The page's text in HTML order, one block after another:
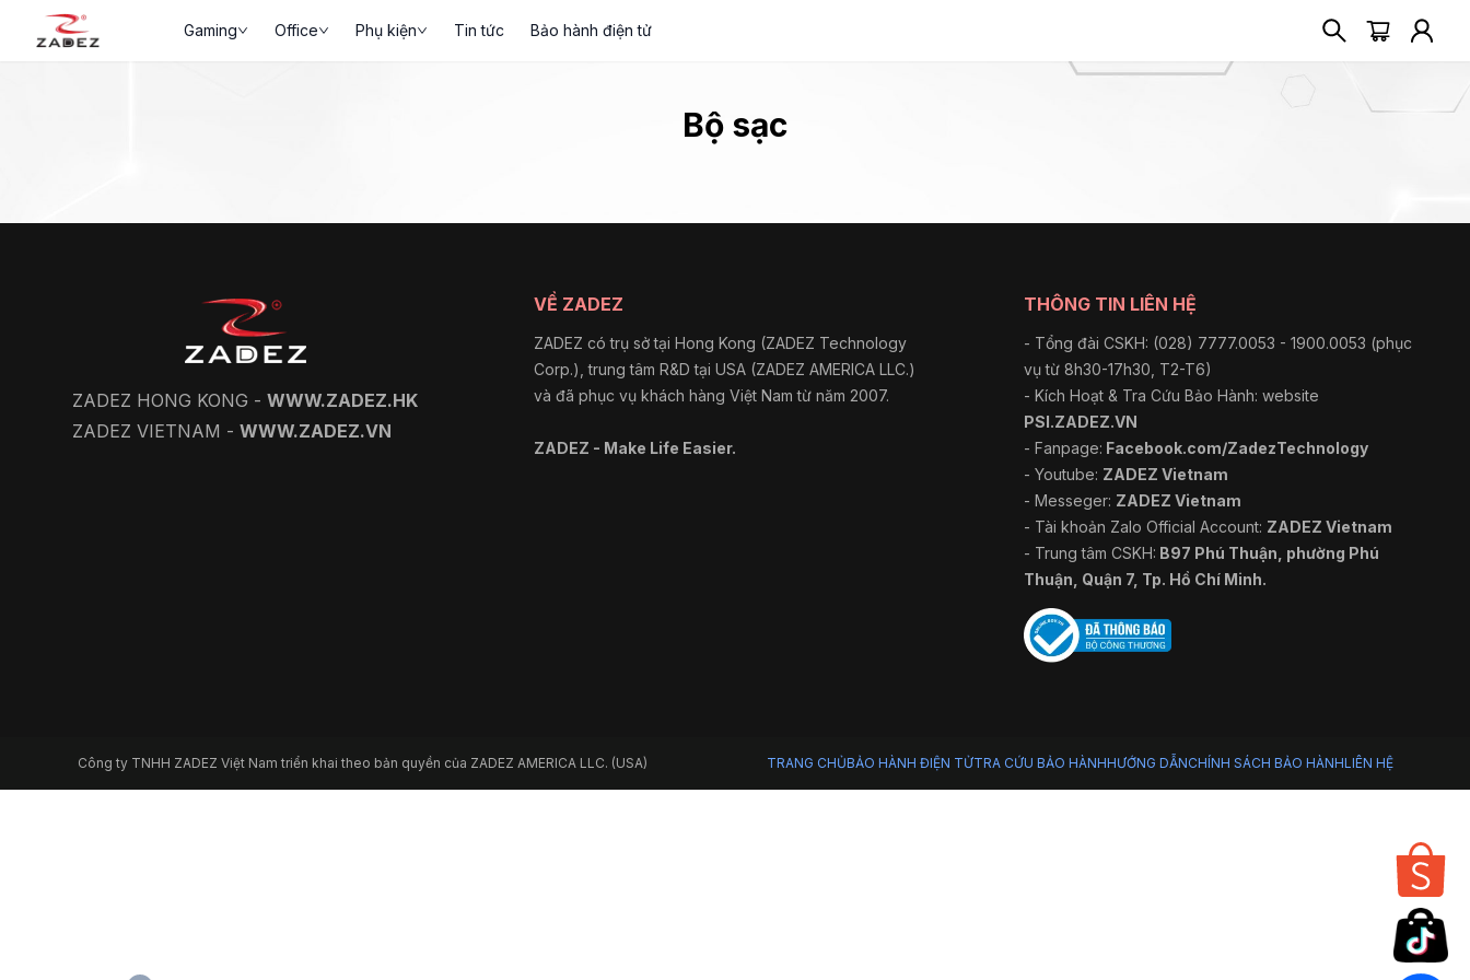
Gaming Office Phụ kiện Tin tức Bảo hành điện tử
Bộ sạc
ZADEZ HONG KONG - WWW.ZADEZ.HK
ZADEZ VIETNAM - WWW.ZADEZ.VN
VỀ ZADEZ
ZADEZ có trụ sở tại Hong Kong (ZADEZ Technology
Corp.), trung tâm R&D tại USA (ZADEZ AMERICA LLC.)
và đã phục vụ khách hàng Việt Nam từ năm 2007.
ZADEZ - Make Life Easier.
THÔNG TIN LIÊN HỆ
- Tổng đài CSKH: (028) 7777.0053 - 1900.0053 (phục
vụ từ 8h30-17h30, T2-T6)
- Kích Hoạt & Tra Cứu Bảo Hành: website
PSI.ZADEZ.VN
- Fanpage: Facebook.com/ZadezTechnology
- Youtube: ZADEZ Vietnam
- Messeger: ZADEZ Vietnam
- Tài khoản Zalo Official Account: ZADEZ Vietnam
- Trung tâm CSKH: B97 Phú Thuận, phường Phú
Thuận, Quận 7, Tp. Hồ Chí Minh.
Công ty TNHH ZADEZ Việt Nam triển khai theo bản quyền của ZADEZ AMERICA LLC. (USA) TRANG CHỦBẢO HÀNH ĐIỆN TỬTRA CỨU BẢO HÀNHHƯỚNG DẪNCHÍNH SÁCH BẢO HÀNHLIÊN HỆ